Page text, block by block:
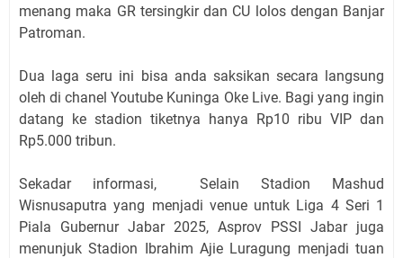
menang maka GR tersingkir dan CU lolos dengan Banjar
Patroman.
Dua laga seru ini bisa anda saksikan secara langsung
oleh di chanel Youtube Kuninga Oke Live. Bagi yang ingin
datang ke stadion tiketnya hanya Rp10 ribu VIP dan
Rp5.000 tribun.
Sekadar informasi, Selain Stadion Mashud
Wisnusaputra yang menjadi venue untuk Liga 4 Seri 1
Piala Gubernur Jabar 2025, Asprov PSSI Jabar juga
menunjuk Stadion Ibrahim Ajie Luragung menjadi tuan